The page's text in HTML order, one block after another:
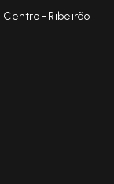
Centro - Ribeirão